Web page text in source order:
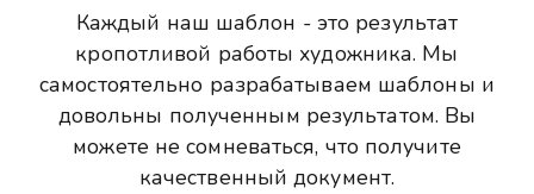
Каждый наш шаблон - это результат
кропотливой работы художника. Мы
самостоятельно разрабатываем шаблоны и
довольны полученным результатом. Вы
можете не сомневаться, что получите
качественный документ.